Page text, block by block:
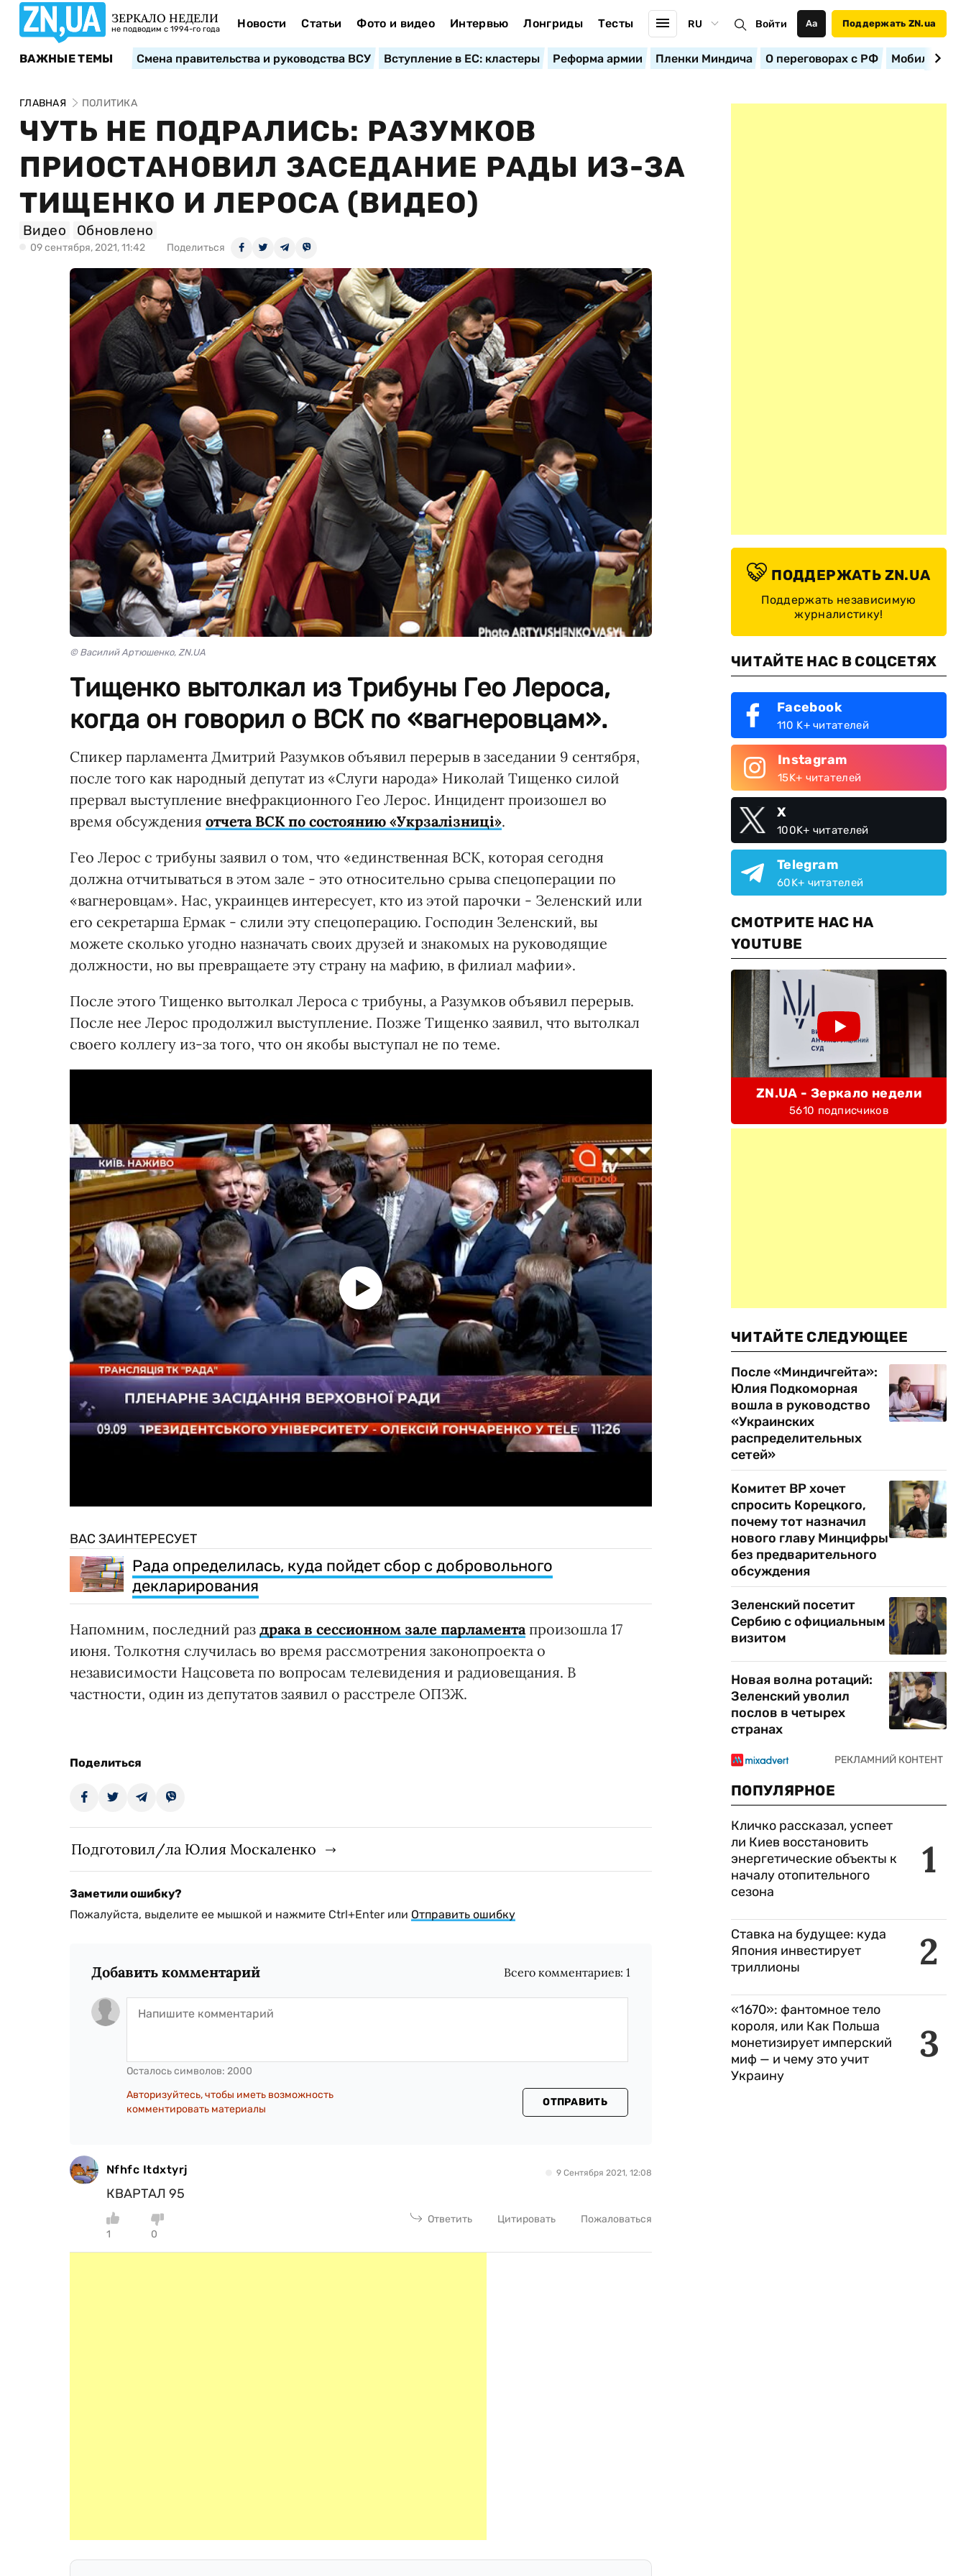
ЗЕРКАЛО НЕДЕЛИ
не подводим с 1994-го года Новости Статьи Фото и видео Интервью Лонгриды Тесты RU Войти Аа Поддержать ZN.ua
ВАЖНЫЕ ТЕМЫ Смена правительства и руководства ВСУ Вступление в ЕС: кластеры Реформа армии Пленки Миндича О переговорах с РФ
ГЛАВНАЯ ПОЛИТИКА
ЧУТЬ НЕ ПОДРАЛИСЬ: РАЗУМКОВ
ПРИОСТАНОВИЛ ЗАСЕДАНИЕ РАДЫ ИЗ-ЗА
ТИЩЕНКО И ЛЕРОСА (ВИДЕО)
Видео Обновлено
09 сентября, 2021, 11:42 Поделиться
© Василий Артюшенко, ZN.UA
Тищенко вытолкал из Трибуны Гео Лероса,
когда он говорил о ВСК по «вагнеровцам».
Спикер парламента Дмитрий Разумков объявил перерыв в заседании 9 сентября,
после того как народный депутат из «Слуги народа» Николай Тищенко силой
прервал выступление внефракционного Гео Лерос. Инцидент произошел во
время обсуждения отчета ВСК по состоянию «Укрзалізниці».
Гео Лерос с трибуны заявил о том, что «единственная ВСК, которая сегодня
должна отчитываться в этом зале - это относительно срыва спецоперации по
«вагнеровцам». Нас, украинцев интересует, кто из этой парочки - Зеленский или
его секретарша Ермак - слили эту спецоперацию. Господин Зеленский, вы
можете сколько угодно назначать своих друзей и знакомых на руководящие
должности, но вы превращаете эту страну на мафию, в филиал мафии».
После этого Тищенко вытолкал Лероса с трибуны, а Разумков объявил перерыв.
После нее Лерос продолжил выступление. Позже Тищенко заявил, что вытолкал
своего коллегу из-за того, что он якобы выступал не по теме.
ВАС ЗАИНТЕРЕСУЕТ
Рада определилась, куда пойдет сбор с добровольного
декларирования
Напомним, последний раз драка в сессионном зале парламента произошла 17
июня. Толкотня случилась во время рассмотрения законопроекта о
независимости Нацсовета по вопросам телевидения и радиовещания. В
частности, один из депутатов заявил о расстреле ОПЗЖ.
Поделиться
Подготовил/ла Юлия Москаленко
Заметили ошибку?
Пожалуйста, выделите ее мышкой и нажмите Ctrl+Enter или Отправить ошибку
Добавить комментарий Всего комментариев:1
Осталось символов: 2000
Авторизуйтесь, чтобы иметь возможность
комментировать материалы
ОТПРАВИТЬ
Nfhfc Itdxtyrj 9 Сентября 2021, 12:08
КВАРТАЛ 95
1 0
Ответить Цитировать Пожаловаться
ПОДДЕРЖАТЬ ZN.UA
Поддержать независимую
журналистику!
ЧИТАЙТЕ НАС В СОЦСЕТЯХ
Facebook
110 K+ читателей
Instagram
15K+ читателей
X
100K+ читателей
Telegram
60K+ читателей
СМОТРИТЕ НАС НА
YOUTUBE
ZN.UA - Зеркало недели
5610 подписчиков
ЧИТАЙТЕ СЛЕДУЮЩЕЕ
После «Миндичгейта»:
Юлия Подкоморная
вошла в руководство
«Украинских
распределительных
сетей»
Комитет ВР хочет
спросить Корецкого,
почему тот назначил
нового главу Минцифры
без предварительного
обсуждения
Зеленский посетит
Сербию с официальным
визитом
Новая волна ротаций:
Зеленский уволил
послов в четырех
странах
ПОПУЛЯРНОЕ
1
Кличко рассказал, успеет
ли Киев восстановить
энергетические объекты к
началу отопительного
сезона
2
Ставка на будущее: куда
Япония инвестирует
триллионы
3
«1670»: фантомное тело
короля, или Как Польша
монетизирует имперский
миф — и чему это учит
Украину